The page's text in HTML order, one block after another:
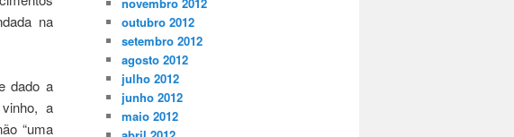
na
dado a
a
“uma
outubro 2012
setembro 2012
agosto 2012
julho 2012
junho 2012
maio 2012